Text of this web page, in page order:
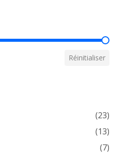
Réinitialiser
(23)
(13)
(7)